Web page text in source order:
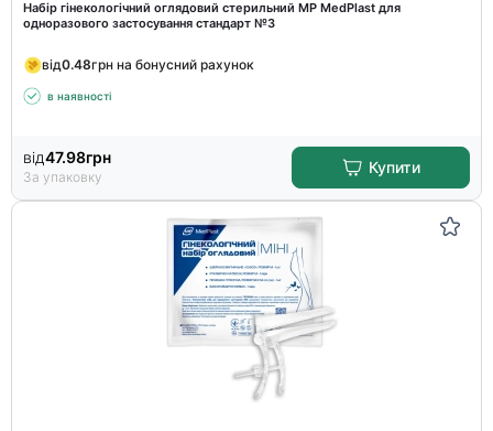
Набір гінекологічний оглядовий стерильний MP MedPlast для
одноразового застосування стандарт №3
від0.48грн на бонусний рахунок
в наявності
від47.98грн
За упаковку
Купити